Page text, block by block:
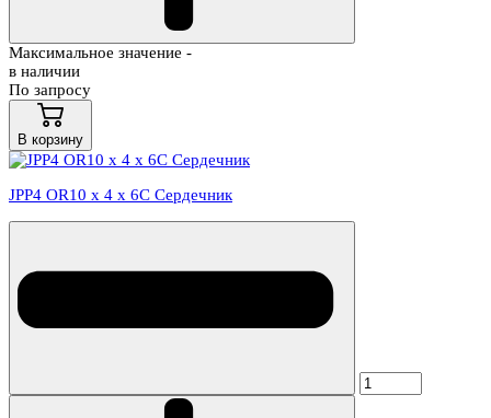
Максимальное значение -
в наличии
По запросу
В корзину
JPP4 OR10 х 4 х 6С Сердечник